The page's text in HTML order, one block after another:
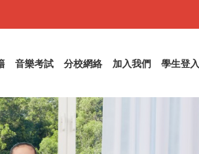
音樂考試 分校網絡 加入我們 學生登入